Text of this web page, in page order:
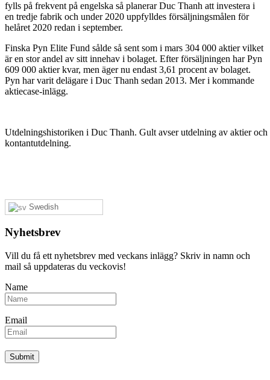
fylls på frekvent på engelska så planerar Duc Thanh att investera i
en tredje fabrik och under 2020 uppfylldes försäljningsmålen för
helåret 2020 redan i september.
Finska Pyn Elite Fund sålde så sent som i mars 304 000 aktier vilket
är en stor andel av sitt innehav i bolaget. Efter försäljningen har Pyn
609 000 aktier kvar, men äger nu endast 3,61 procent av bolaget.
Pyn har varit delägare i Duc Thanh sedan 2013. Mer i kommande
aktiecase-inlägg.
Utdelningshistoriken i Duc Thanh. Gult avser utdelning av aktier
kontantutdelning.
Swedish
Nyhetsbrev
Vill du få ett nyhetsbrev med veckans inlägg? Skriv in namn och
mail så uppdateras du veckovis!
Name
Email